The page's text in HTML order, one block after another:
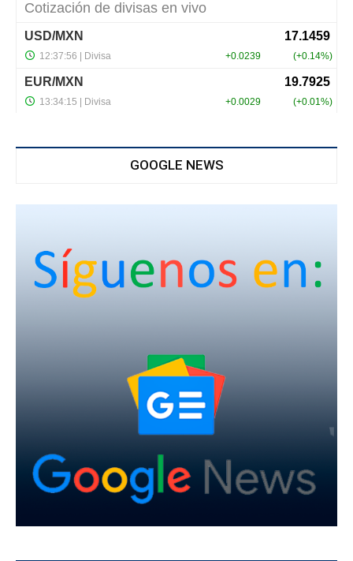
GOOGLE NEWS